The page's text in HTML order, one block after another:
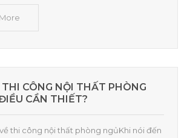
THI CÔNG NỘI THẤT PHÒNG
CẦN THIẾT?
thi công nội thất phòng ngủKhi nói đến